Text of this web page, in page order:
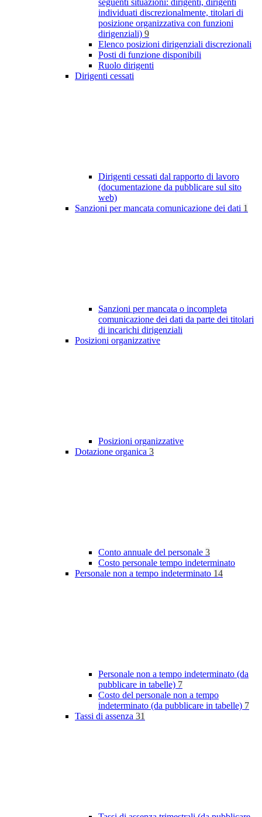
seguenti situazioni: dirigenti, dirigenti
individuati discrezionalmente, titolari di
posizione organizzativa con funzioni
dirigenziali) 9
Elenco posizioni dirigenziali discrezionali
Posti di funzione disponibili
Ruolo dirigenti
Dirigenti cessati
Dirigenti cessati dal rapporto di lavoro
(documentazione da pubblicare sul sito
web)
Sanzioni per mancata comunicazione dei dati 1
Sanzioni per mancata o incompleta
comunicazione dei dati da parte dei titolari
di incarichi dirigenziali
Posizioni organizzative
Posizioni organizzative
Dotazione organica 3
Conto annuale del personale 3
Costo personale tempo indeterminato
Personale non a tempo indeterminato 14
Personale non a tempo indeterminato (da
pubblicare in tabelle) 7
Costo del personale non a tempo
indeterminato (da pubblicare in tabelle) 7
Tassi di assenza 31